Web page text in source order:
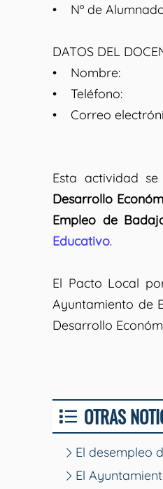
• Nº de
DATOS DEL
• Nombre:
• Teléfono:
• Correo
Esta actividad
Desarrollo
Empleo de
Educativo.
El Pacto Local
Ayuntamiento de
Desarrollo
OTRAS
El desempleo
El